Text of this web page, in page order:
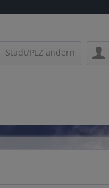
Stadt/PLZ ändern